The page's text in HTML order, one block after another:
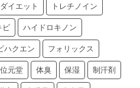
ダイエット トレチノイン
ビ ハイドロキノン
ハクエン フォリックス
位元堂 体臭 保湿 制汗剤